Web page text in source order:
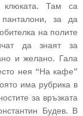
Там са
за да
на полите
да знаят за
и желано. Гала
нея “На кафе”
има рубрика в
за връзката
Будев. В